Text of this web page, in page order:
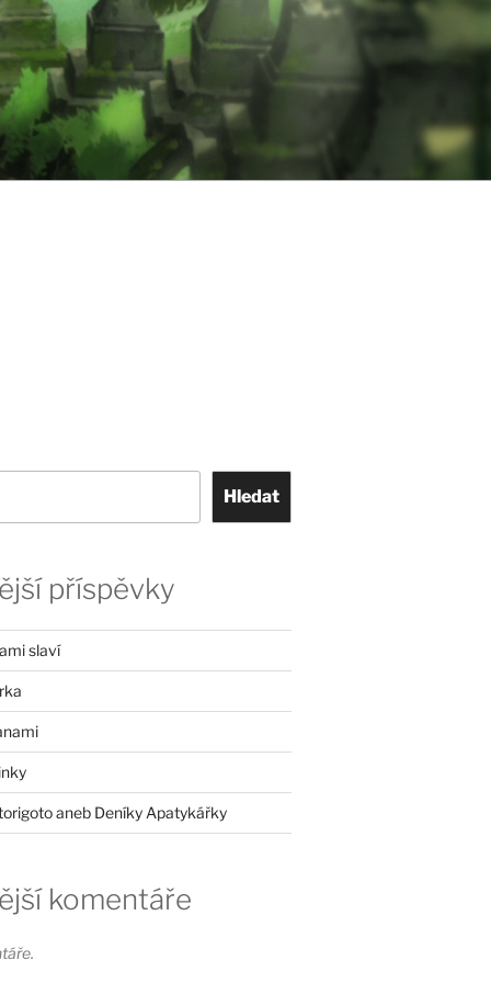
Hledat
příspěvky
slaví
aneb Deníky Apatykářky
komentáře